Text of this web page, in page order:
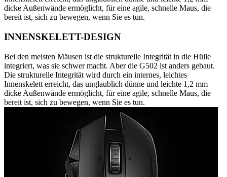
dicke Außenwände ermöglicht, für eine agile, schnelle Maus, die
bereit ist, sich zu bewegen, wenn Sie es tun.
INNENSKELETT-DESIGN
Bei den meisten Mäusen ist die strukturelle Integrität in die Hülle
integriert, was sie schwer macht. Aber die G502 ist anders gebaut.
Die strukturelle Integrität wird durch ein internes, leichtes
Innenskelett erreicht, das unglaublich dünne und leichte 1,2 mm
dicke Außenwände ermöglicht, für eine agile, schnelle Maus, die
bereit ist, sich zu bewegen, wenn Sie es tun.